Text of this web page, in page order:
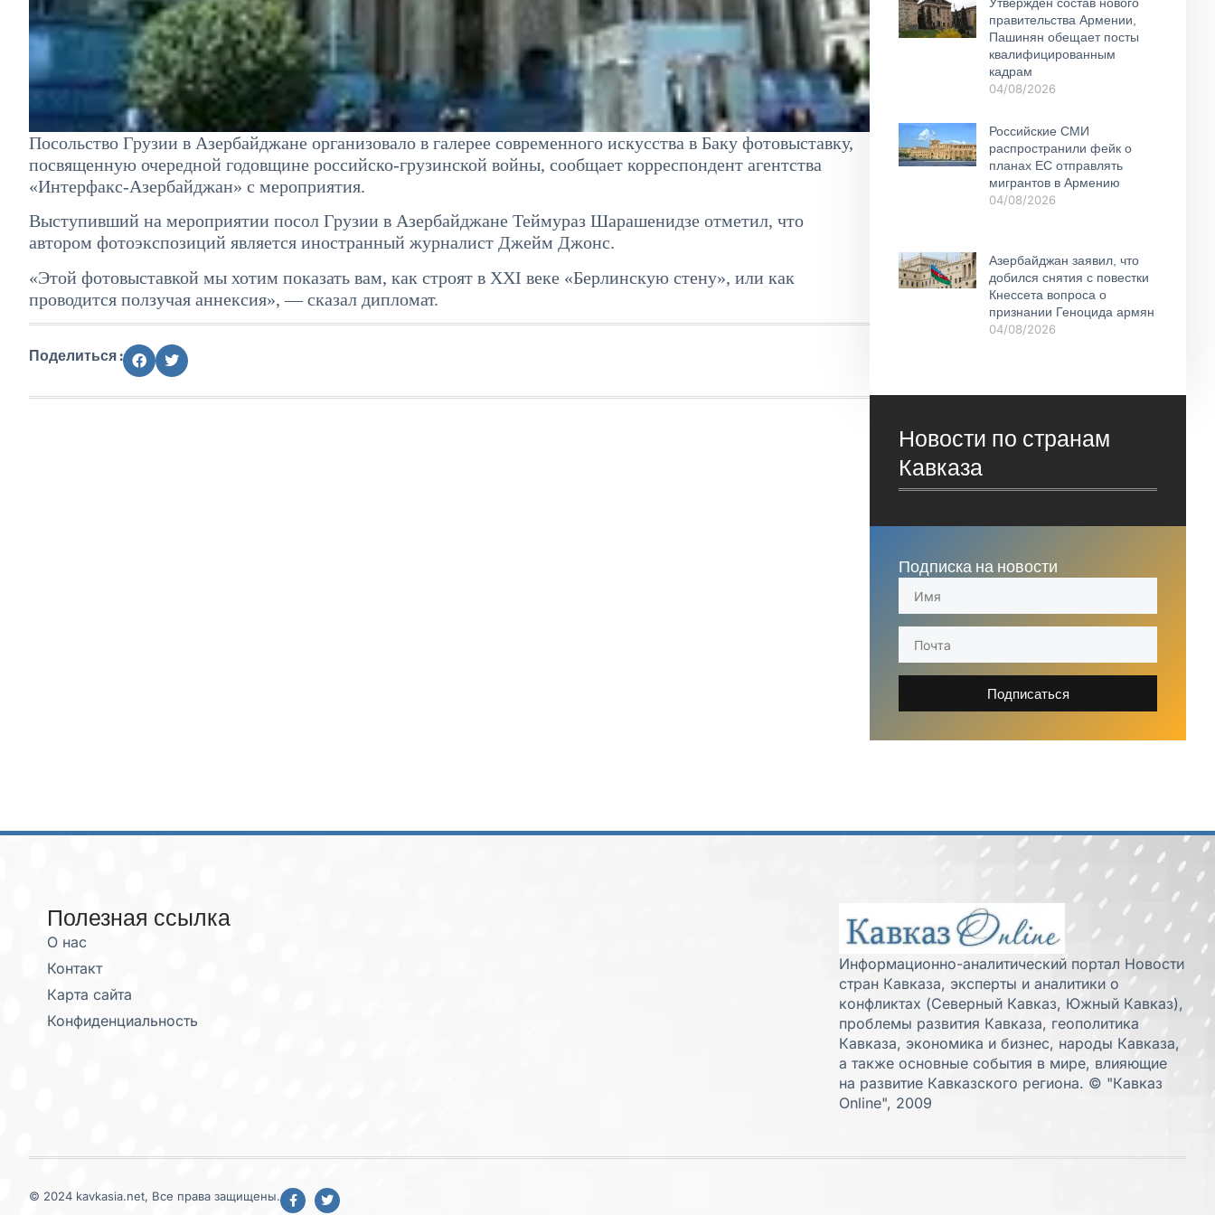
Посольство Грузии в Азербайджане организовало в галерее современного искусства в Баку фотовыставку,
посвященную очередной годовщине российско-грузинской войны, сообщает корреспондент агентства
«Интерфакс-Азербайджан» с мероприятия.
Выступивший на мероприятии посол Грузии в Азербайджане Теймураз Шарашенидзе отметил, что
автором фотоэкспозиций является иностранный журналист Джейм Джонс.
«Этой фотовыставкой мы хотим показать вам, как строят в XXI веке «Берлинскую стену», или как
проводится ползучая аннексия», — сказал дипломат.
Поделиться :
правительства Армении,
Пашинян обещает посты
квалифицированным
кадрам
04/08/2026
Российские СМИ
распространили фейк о
планах ЕС отправлять
мигрантов в Армению
04/08/2026
Азербайджан заявил, что
добился снятия с повестки
Кнессета вопроса о
признании Геноцида армян
04/08/2026
Новости по странам
Кавказа
Подписка на новости
Подписаться
Полезная ссылка
О нас
Контакт
Карта сайта
Конфиденциальность
Информационно-аналитический портал Новости
стран Кавказа, эксперты и аналитики о
конфликтах (Северный Кавказ, Южный Кавказ),
проблемы развития Кавказа, геополитика
Кавказа, экономика и бизнес, народы Кавказа,
а также основные события в мире, влияющие
на развитие Кавказского региона. © "Кавказ
Online", 2009
© 2024 kavkasia.net, Все права защищены.